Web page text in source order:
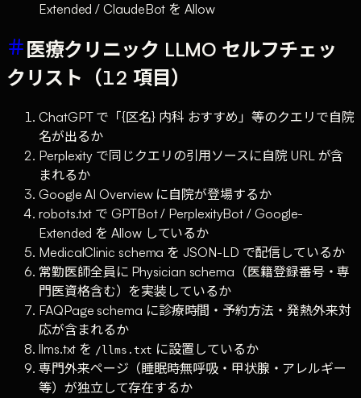
Extended / ClaudeBot を Allow
医療クリニック LLMO セルフチェッ
クリスト（12 項目）
ChatGPT で「{区名} 内科 おすすめ」等のクエリで自院
名が出るか
Perplexity で同じクエリの引用ソースに自院 URL が含
まれるか
Google AI Overview に自院が登場するか
robots.txt で GPTBot / PerplexityBot / Google-
Extended を Allow しているか
MedicalClinic schema を JSON-LD で配信しているか
常勤医師全員に Physician schema（医籍登録番号・専
門医資格含む）を実装しているか
FAQPage schema に診療時間・予約方法・発熱外来対
応が含まれるか
llms.txt を /llms.txt に設置しているか
専門外来ページ（睡眠時無呼吸・甲状腺・アレルギー
等）が独立して存在するか